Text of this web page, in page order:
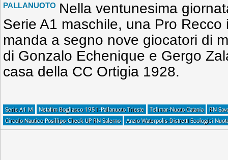
PALLANUOTO Nella ventunesima
Serie A1 maschile, una Pro
manda a segno nove giocatori di
di Gonzalo Echenique e Gergo
casa della CC Ortigia 1928.
Serie A1 M Netafim Bogliasco 1951-Pallanuoto Trieste Telimar-Nuoto Catania
RN
Circolo Nautico Posillipo-Check UP RN Salerno
Anzio Waterpolis-Distretti Ecologici